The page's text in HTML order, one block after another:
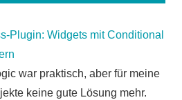
Plugin: Widgets mit Conditional
war praktisch, aber für meine
keine gute Lösung mehr.